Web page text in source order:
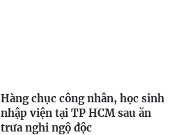
Hàng chục công nhân, học sinh
nhập viện tại TP HCM sau ăn
trưa nghi ngộ độc